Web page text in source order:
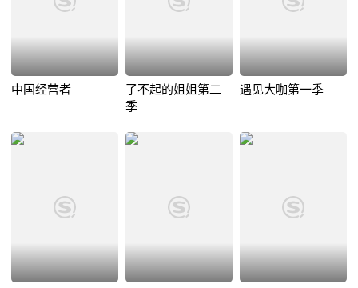
中国经营者
了不起的姐姐第二
季
遇见大咖第一季